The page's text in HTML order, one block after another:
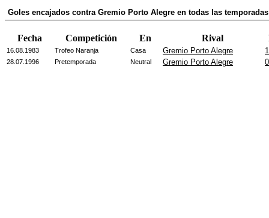
Goles encajados contra Gremio Porto Alegre en todas las temporadas
Fecha Competición En Rival
16.08.1983 Trofeo Naranja Casa Gremio Porto Alegre
28.07.1996 Pretemporada Neutral Gremio Porto Alegre